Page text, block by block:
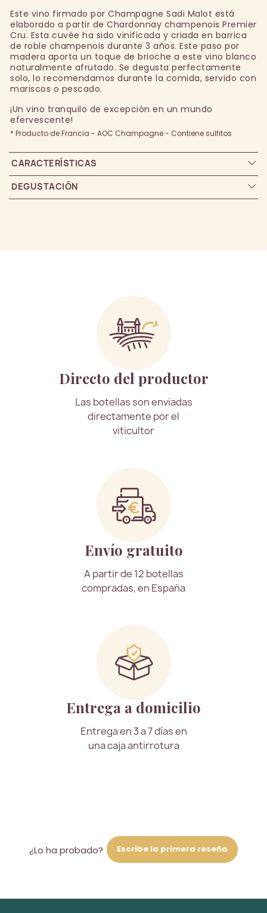
Este vino firmado por Champagne Sadi Malot está
elaborado a partir de Chardonnay champenois Premier
Cru. Esta cuvée ha sido vinificada y criada en barrica
de roble champenois durante 3 años. Este paso por
madera aporta un toque de brioche a este vino blanco
naturalmente afrutado. Se degusta perfectamente
solo, lo recomendamos durante la comida, servido con
mariscos o pescado.
¡Un vino tranquilo de excepción en un mundo
efervescente!
* Producto de Francia - AOC Champagne - Contiene sulfitos
CARACTERÍSTICAS
DEGUSTACIÓN
Directo del productor
Las botellas son enviadas
directamente por el
viticultor
Envío gratuito
A partir de 12 botellas
compradas, en España
Entrega a domicilio
Entrega en 3 a 7 días en
una caja antirrotura
¿Lo ha probado? Escribe la primera reseña